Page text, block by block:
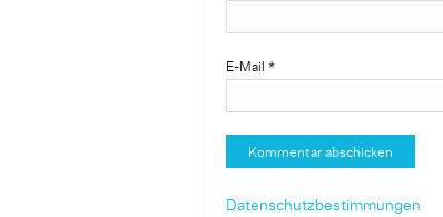
E-Mail *
Datenschutzbestimmungen